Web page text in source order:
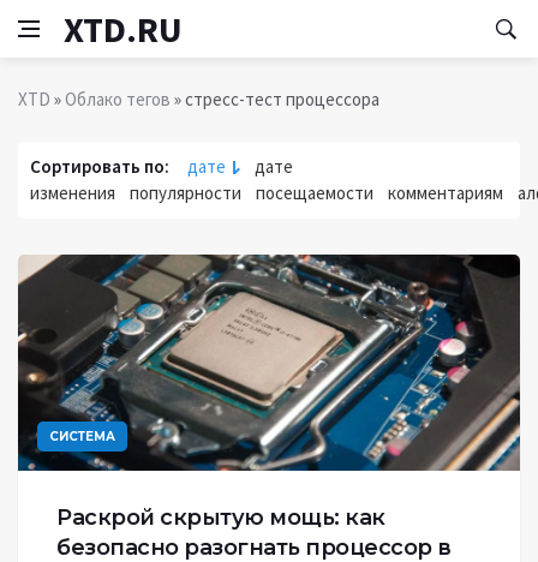
XTD.RU
XTD »Облако тегов » стресс-тест процессора
Сортировать по: дате
дате
изменения
популярности посещаемости комментариям
СИСТЕМА
Раскрой скрытую мощь: как
безопасно разогнать процессор в